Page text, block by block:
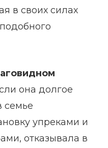
в своих силах
она долгое
семье
упреками и
отказывала в